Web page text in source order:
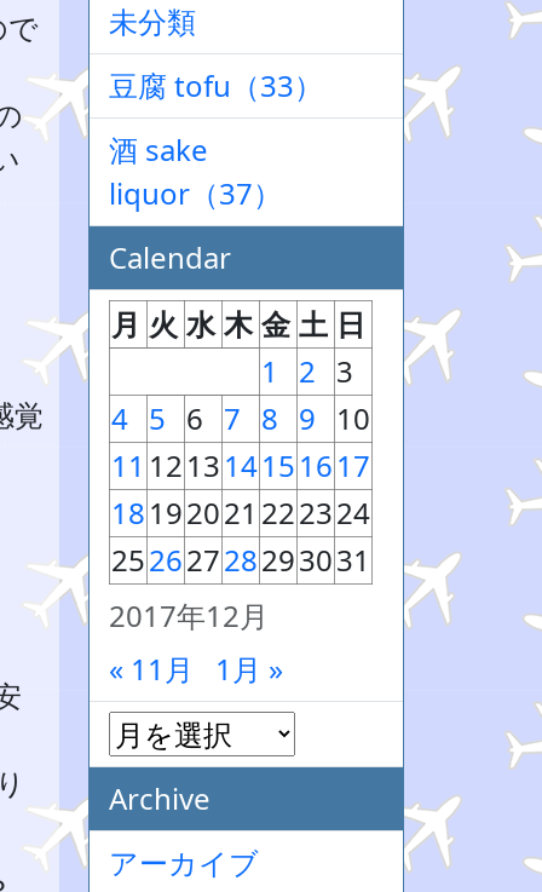
で
覚
未分類
豆腐 tofu（33）
酒 sake
liquor（37）
Calendar
2017年12月
月 火 水 木 金 土 日
1
2 3
4 5 6 7 8 9
10
11 121314151617
18192021 222324
25262728293031
« 11月 1月 »
Archive
アーカイブ